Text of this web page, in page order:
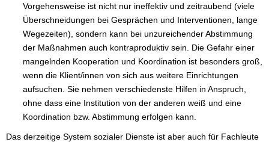
Vorgehensweise ist nicht nur ineffektiv und zeitraubend (viele
Überschneidungen bei Gesprächen und Interventionen, lange
Wegezeiten), sondern kann bei unzureichender Abstimmung
der Maßnahmen auch kontraproduktiv sein. Die Gefahr einer
mangelnden Kooperation und Koordination ist besonders groß,
wenn die Klient/innen von sich aus weitere Einrichtungen
aufsuchen. Sie nehmen verschiedenste Hilfen in Anspruch,
ohne dass eine Institution von der anderen weiß und eine
Koordination bzw. Abstimmung erfolgen kann.
Das derzeitige System sozialer Dienste ist aber auch für Fachleute